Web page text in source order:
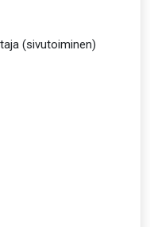
(sivutoiminen)